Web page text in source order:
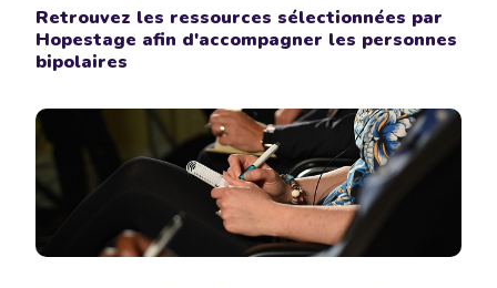
Retrouvez les ressources sélectionnées par
Hopestage afin d'accompagner les personnes
bipolaires